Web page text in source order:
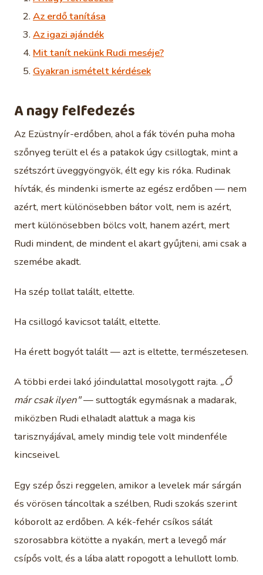
Az erdő tanítása
Az igazi ajándék
Mit tanít nekünk Rudi meséje?
Gyakran ismételt kérdések
A nagy felfedezés
Az Ezüstnyír-erdőben, ahol a fák tövén puha moha
szőnyeg terült el és a patakok úgy csillogtak, mint a
szétszórt üveggyöngyök, élt egy kis róka. Rudinak
hívták, és mindenki ismerte az egész erdőben — nem
azért, mert különösebben bátor volt, nem is azért,
mert különösebben bölcs volt, hanem azért, mert
Rudi mindent, de mindent el akart gyűjteni, ami csak a
szemébe akadt.
Ha szép tollat talált, eltette.
Ha csillogó kavicsot talált, eltette.
Ha érett bogyót talált — azt is eltette, természetesen.
A többi erdei lakó jóindulattal mosolygott rajta. „Ő
már csak ilyen"— suttogták egymásnak a madarak,
miközben Rudi elhaladt alattuk a maga kis
tarisznyájával, amely mindig tele volt mindenféle
kincseivel.
Egy szép őszi reggelen, amikor a levelek már sárgán
és vörösen táncoltak a szélben, Rudi szokás szerint
kóborolt az erdőben. A kék-fehér csíkos sálát
szorosabbra kötötte a nyakán, mert a levegő már
csípős volt, és a lába alatt ropogott a lehullott lomb.